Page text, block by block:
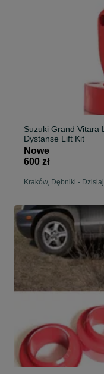
Suzuki Grand Vitara
Dystanse Lift Kit
Nowe
600 zł
Kraków, Dębniki -